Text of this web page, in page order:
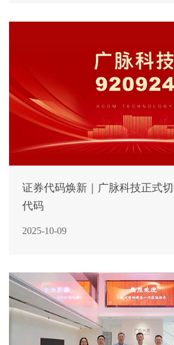
证券代码焕新｜广脉科技正式切
代码
2025-10-09